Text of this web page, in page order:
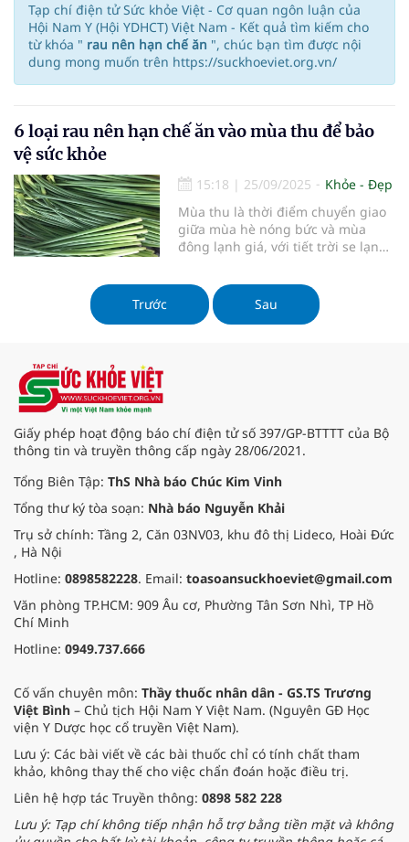
Tạp chí điện tử Sức khỏe Việt - Cơ quan ngôn luận của
Hội Nam Y (Hội YDHCT) Việt Nam - Kết quả tìm kiếm cho
từ khóa " rau nên hạn chế ăn ", chúc bạn tìm được nội
dung mong muốn trên https://suckhoeviet.org.vn/
6 loại rau nên hạn chế ăn vào mùa thu để bảo
vệ sức khỏe
15:18 | 25/09/2025
Khỏe - Đẹp
Mùa thu là thời điểm chuyển giao
giữa mùa hè nóng bức và mùa
đông lạnh giá, với tiết trời se lạnh
chúng ta cần điều chỉnh thói quen
ăn uống để phù hợp với thời tiết
và duy trì sức khỏe tốt. Tuy nhiên,
Trước Sau
Giấy phép hoạt động báo chí điện tử số 397/GP-BTTTT của Bộ
thông tin và truyền thông cấp ngày 28/06/2021.
Tổng Biên Tập: ThS Nhà báo Chúc Kim Vinh
Tổng thư ký tòa soạn: Nhà báo Nguyễn Khải
Trụ sở chính: Tầng 2, Căn 03NV03, khu đô thị Lideco, Hoài Đức
, Hà Nội
Hotline: 0898582228. Email: toasoansuckhoeviet@gmail.com
Văn phòng TP.HCM: 909 Âu cơ, Phường Tân Sơn Nhì, TP Hồ
Chí Minh
Hotline: 0949.737.666
Cố vấn chuyên môn: Thầy thuốc nhân dân - GS.TS Trương
Việt Bình – Chủ tịch Hội Nam Y Việt Nam. (Nguyên GĐ Học
viện Y Dược học cổ truyền Việt Nam).
Lưu ý: Các bài viết về các bài thuốc chỉ có tính chất tham
khảo, không thay thế cho việc chẩn đoán hoặc điều trị.
Liên hệ hợp tác Truyền thông: 0898 582 228
Lưu ý: Tạp chí không tiếp nhận hỗ trợ bằng tiền mặt và không